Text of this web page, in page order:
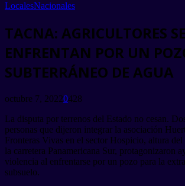
LocalesNacionales
TACNA: AGRICULTORES SE
ENFRENTAN POR UN
SUBTERRÁNEO DE AGUA
octubre 7, 20220428
La disputa por terrenos del Estado no cesan.
personas que dijeron integrar la asociación
Fronteras Vivas en el sector Hospicio, altura
la carretera Panamericana Sur, protagonizaron
violencia al enfrentarse por un pozo para la
subsuelo.